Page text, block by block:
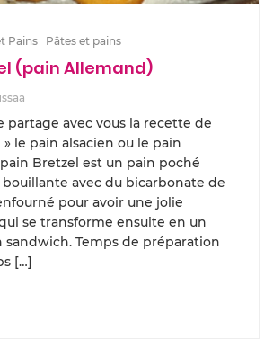
Pains Pâtes et pains
(pain Allemand)
partage avec vous la recette de
le pain alsacien ou le pain
Bretzel est un pain poché
bouillante avec du bicarbonate de
pour avoir une jolie
se transforme ensuite en un
sandwich. Temps de préparation
[…]